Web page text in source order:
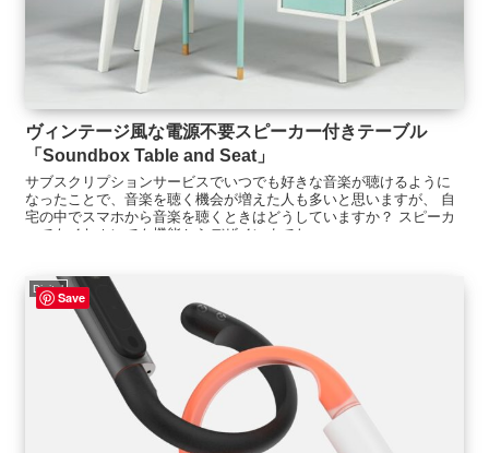
ヴィンテージ風な電源不要スピーカー付きテーブル
「Soundbox Table and Seat」
サブスクリプションサービスでいつでも好きな音楽が聴けるように
なったことで、音楽を聴く機会が増えた人も多いと思いますが、 自
宅の中でスマホから音楽を聴くときはどうしていますか？ スピーカ
ーでもイヤホンでも機能からデザインまでた...
Digital
Save